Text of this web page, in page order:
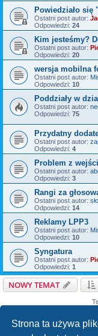
Strona ta używa
Powiedziało
Ostatni post autor:
Odpowiedzi: 24
Kim jesteśmy?
Ostatni post autor:
Odpowiedzi: 20
wersja mobilna
Ostatni post autor:
Odpowiedzi: 10
Poddziały w
Ostatni post autor:
Odpowiedzi: 75
Przydatny
Ostatni post autor:
Odpowiedzi: 4
Problem z
Ostatni post autor:
Odpowiedzi: 3
Rangi za
Ostatni post autor:
Odpowiedzi: 14
Reklamy LPP3
Ostatni post autor:
Odpowiedzi: 10
Syngatura
Ostatni post autor:
Odpowiedzi: 1
NOWY TEMAT